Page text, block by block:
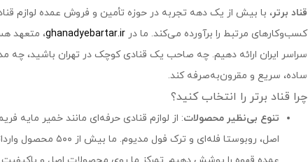
قناد برتر، با بیش از یک دهه تجربه در حوزه تأمین و فروش عمده لوازم
کسب‌وکارهای مرتبط را برآورده می‌کند. ما در ghanadyebartar.ir، متعهد
سراسر ایران ارائه دهیم. چه صاحب یک قنادی کوچک در تهران باشید، چه
ساده، سریع و مقرون‌به‌صرفه کند.
چرا قناد برتر را انتخاب کنید؟
تنوع بی‌نظیر محصولات: از لوازم قنادی حرفه‌ای مانند خمیر مایه
اصل، روبوستا